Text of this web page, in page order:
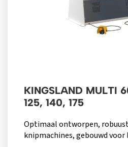
KINGSLAND MULTI
125, 140, 175
Optimaal ontworpen,
knipmachines, gebouwd